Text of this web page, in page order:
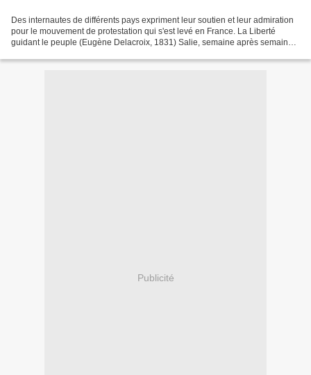
Des internautes de différents pays expriment leur soutien et leur admiration
pour le mouvement de protestation qui s'est levé en France. La Liberté
guidant le peuple (Eugène Delacroix, 1831) Salie, semaine après semaine
Publicité